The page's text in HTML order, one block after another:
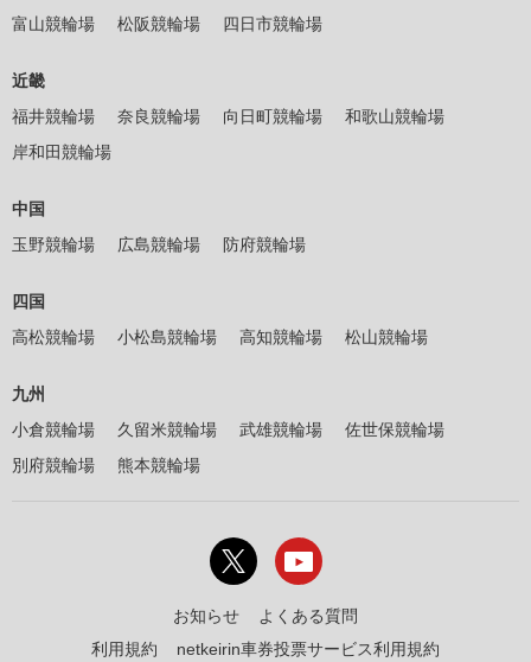
富山競輪場
松阪競輪場 四日市競輪場
近畿
福井競輪場
奈良競輪場 向日町競輪場
和歌山競輪場
岸和田競輪場
中国
玉野競輪場
広島競輪場 防府競輪場
四国
高松競輪場
小松島競輪場 高知競輪場 松山競輪場
九州
小倉競輪場
久留米競輪場 武雄競輪場
佐世保競輪場
別府競輪場
熊本競輪場
お知らせ
よくある質問
利用規約
netkeirin車券投票サービス利用規約